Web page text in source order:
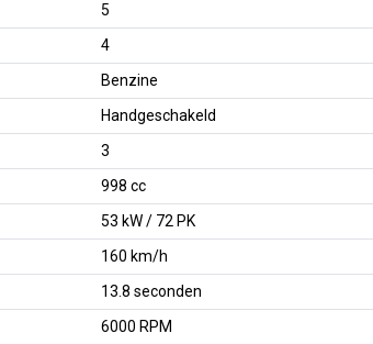
5
4
Benzine
Handgeschakeld
3
998 cc
53 kW / 72 PK
160 km/h
13.8 seconden
6000 RPM